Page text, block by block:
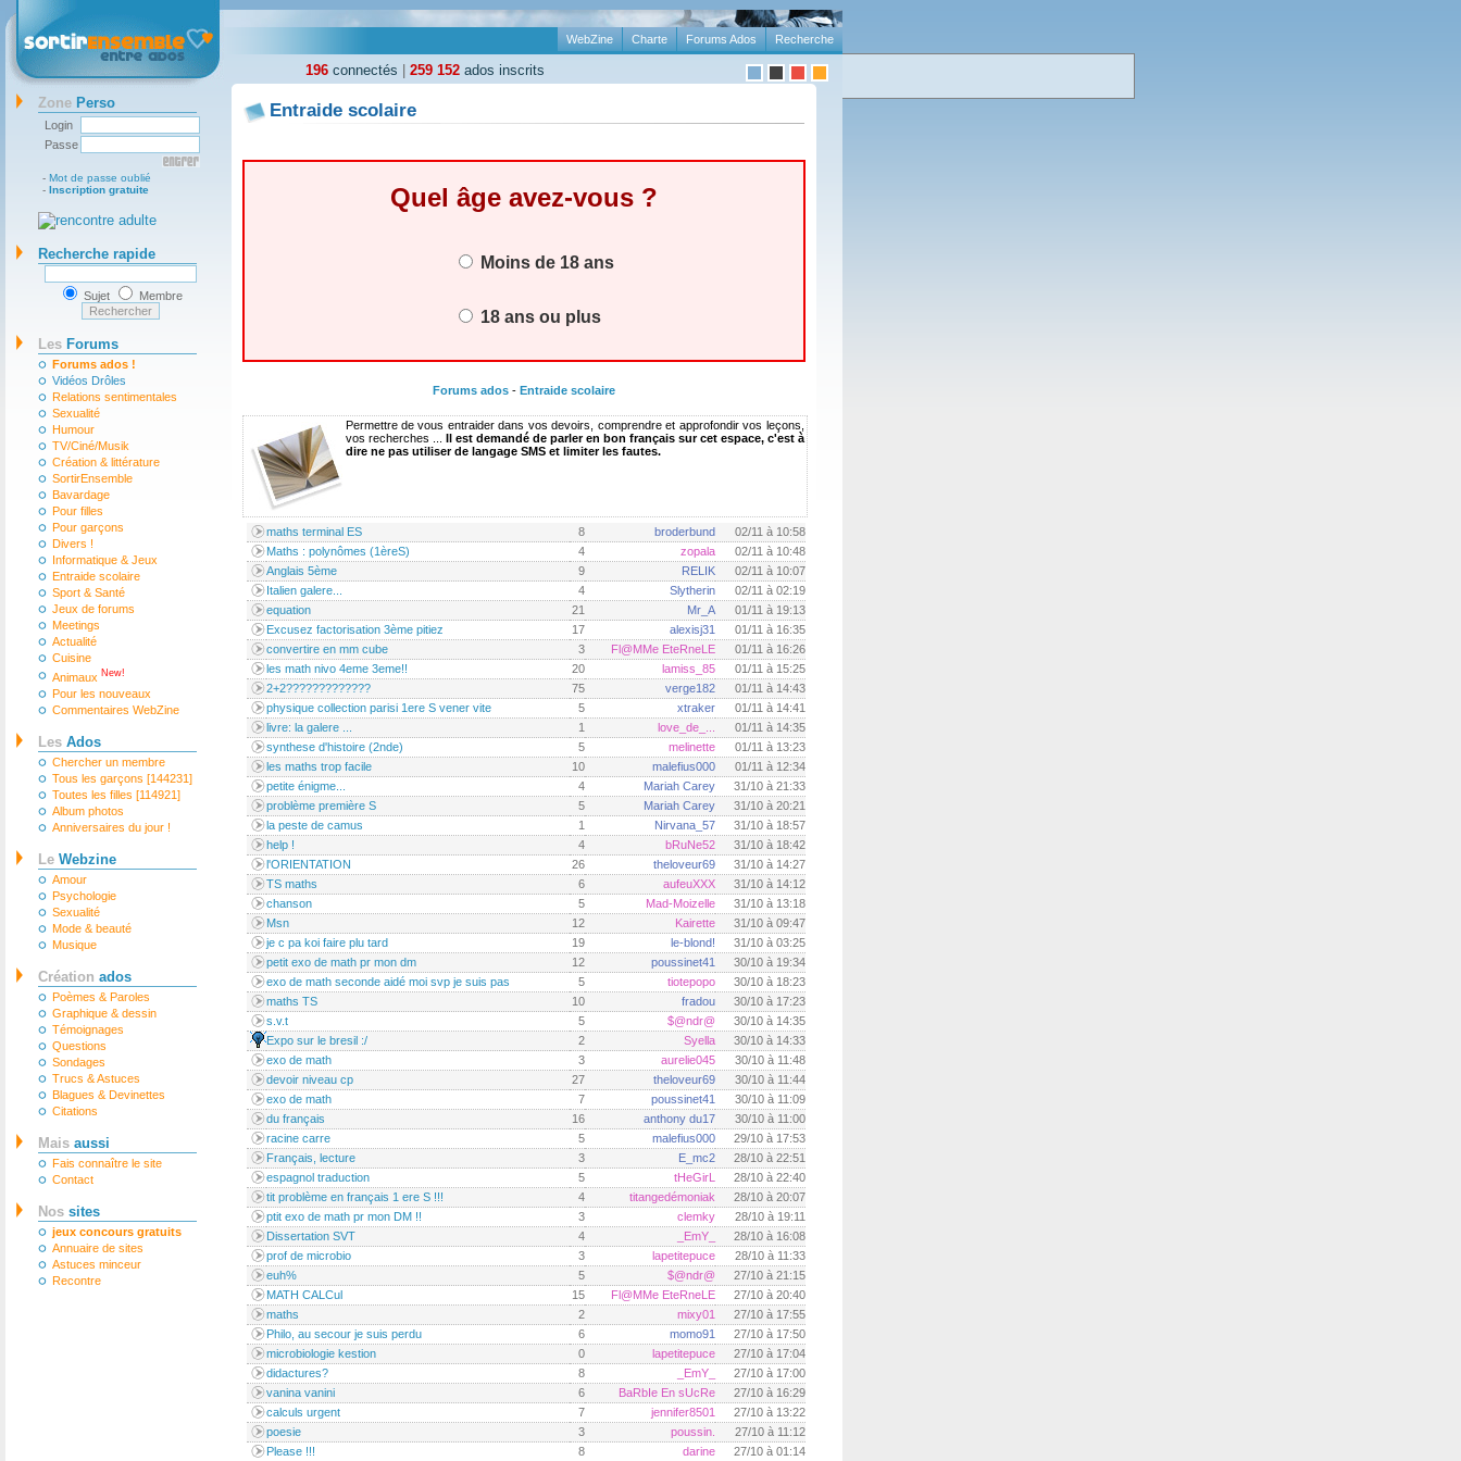
Recherche
Forums Ados
Charte
WebZine
196 connectés 259 152 ados inscrits
Zone Perso
Login
Passe
- Mot de passe oublié
- Inscription gratuite
Recherche rapide
Sujet Membre
Les Forums
Forums ados !
Vidéos Drôles
Relations sentimentales
Sexualité
Humour
TV/Ciné/Musik
Création & littérature
SortirEnsemble
Bavardage
Pour filles
Pour garçons
Divers !
Informatique & Jeux
Entraide scolaire
Sport & Santé
Jeux de forums
Meetings
Actualité
Cuisine
Animaux New!
Pour les nouveaux
Commentaires WebZine
Les Ados
Chercher un membre
Tous les garçons [144231]
Toutes les filles [114921]
Album photos
Anniversaires du jour !
Le Webzine
Amour
Psychologie
Sexualité
Mode & beauté
Musique
Création ados
Poèmes & Paroles
Graphique & dessin
Témoignages
Questions
Sondages
Trucs & Astuces
Blagues & Devinettes
Citations
Mais aussi
Fais connaître le site
Contact
Nos sites
jeux concours gratuits
Annuaire de sites
Astuces minceur
Recontre
Entraide scolaire
Quel âge avez-vous ?
Moins de 18 ans
18 ans ou plus
Forums ados- Entraide scolaire
Permettre de vous entraider dans vos devoirs, comprendre et approfondir vos leçons,
vos recherches ... Il est demandé de parler en bon français sur cet espace, c'est à
dire ne pas utiliser de langage SMS et limiter les fautes.
maths terminal ES 8 broderbund
02/11 à 10:58
Maths : polynômes (1èreS)
4 zopala
02/11 à 10:48
Anglais 5ème
9 RELIK
02/11 à 10:07
Italien galere...
4 Slytherin
02/11 à 02:19
equation
21 Mr_A
01/11 à 19:13
Excusez factorisation 3ème pitiez
17 alexisj31
01/11 à 16:35
convertire en mm cube
3 Fl@MMe EteRneLE
01/11 à 16:26
les math nivo 4eme 3eme!!
20 lamiss_85
01/11 à 15:25
2+2?????????????
75 verge182
01/11 à 14:43
physique collection parisi 1ere S vener vite
5 xtraker
01/11 à 14:41
livre: la galere ...
1 love_de_...
01/11 à 14:35
synthese d'histoire (2nde)
5 melinette
01/11 à 13:23
les maths trop facile
10 malefius000
01/11 à 12:34
petite énigme...
4 Mariah Carey
31/10 à 21:33
problème première S
5 Mariah Carey
31/10 à 20:21
la peste de camus
1 Nirvana_57
31/10 à 18:57
help !
4 bRuNe52
31/10 à 18:42
l'ORIENTATION
26 theloveur69
31/10 à 14:27
TS maths
6 aufeuXXX
31/10 à 14:12
chanson
5 Mad-Moizelle
31/10 à 13:18
Msn
12 Kairette
31/10 à 09:47
je c pa koi faire plu tard
19 le-blond!
31/10 à 03:25
petit exo de math pr mon dm
12 poussinet41
30/10 à 19:34
exo de math seconde aidé moi svp je suis pas
5 tiotepopo
30/10 à 18:23
maths TS
10 fradou
30/10 à 17:23
s.v.t
5 $@ndr@
30/10 à 14:35
Expo sur le bresil :/
2 Syella
30/10 à 14:33
exo de math
3 aurelie045
30/10 à 11:48
devoir niveau cp
27 theloveur69
30/10 à 11:44
exo de math
7 poussinet41
30/10 à 11:09
du français
16 anthony du17
30/10 à 11:00
racine carre
5 malefius000
29/10 à 17:53
Français, lecture
3 E_mc2
28/10 à 22:51
espagnol traduction
5 tHeGirL
28/10 à 22:40
tit problème en français 1 ere S !!!
4 titangedémoniak
28/10 à 20:07
ptit exo de math pr mon DM !!
3 clemky
28/10 à 19:11
Dissertation SVT
4 _EmY_
28/10 à 16:08
prof de microbio
3 lapetitepuce
28/10 à 11:33
euh%
5 $@ndr@
27/10 à 21:15
MATH CALCul
15 Fl@MMe EteRneLE
27/10 à 20:40
maths
2 mixy01
27/10 à 17:55
Philo, au secour je suis perdu
6 momo91
27/10 à 17:50
microbiologie kestion
0 lapetitepuce
27/10 à 17:04
didactures?
8 _EmY_
27/10 à 17:00
vanina vanini
6 BaRbIe En sUcRe
27/10 à 16:29
calculs urgent
7 jennifer8501
27/10 à 13:22
poesie
3 poussin.
27/10 à 11:12
Please !!!
8 darine 27/10 à 01:14